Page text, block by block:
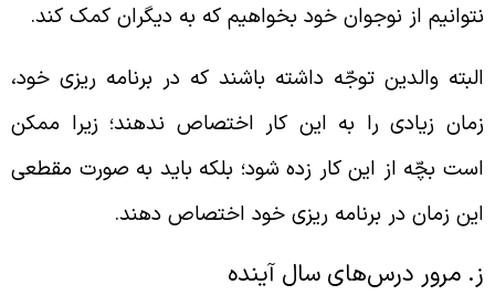
از نوجوان خود بخواهیم که به دیگران کمک کند.
والدین توجّه داشته باشند که در برنامه ریزی خود،
زیادی را به این کار اختصاص ندهند؛ زیرا ممکن
بچّه از این کار زده شود؛ بلکه باید به صورت مقطعی
زمان در برنامه ریزی خود اختصاص دهند.
مرور درس‌های سال آینده